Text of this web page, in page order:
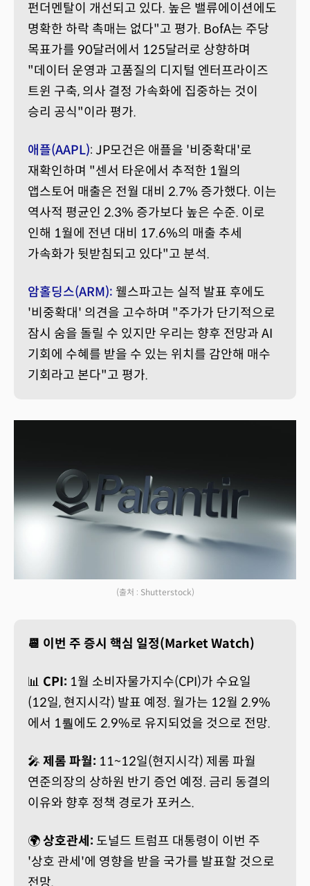
펀더멘탈이 개선되고 있다. 높은 밸류에이션에도
명확한 하락 촉매는 없다"고 평가. BofA는 주당
목표가를 90달러에서 125달러로 상향하며
"데이터 운영과 고품질의 디지털 엔터프라이즈
트윈 구축, 의사 결정 가속화에 집중하는 것이
승리 공식"이라 평가.
애플(AAPL): JP모건은 애플을 '비중확대'로
재확인하며 "센서 타운에서 추적한 1월의
앱스토어 매출은 전월 대비 2.7% 증가했다. 이는
역사적 평균인 2.3% 증가보다 높은 수준. 이로
인해 1월에 전년 대비 17.6%의 매출 추세
가속화가 뒷받침되고 있다"고 분석.
암홀딩스(ARM): 웰스파고는 실적 발표 후에도
'비중확대' 의견을 고수하며 "주가가 단기적으로
잠시 숨을 돌릴 수 있지만 우리는 향후 전망과 AI
기회에 수혜를 받을 수 있는 위치를 감안해 매수
기회라고 본다"고 평가.
(출처 : Shutterstock)
📆 이번 주 증시 핵심 일정(Market Watch)
📊 CPI: 1월 소비자물가지수(CPI)가 수요일
(12일, 현지시각) 발표 예정. 월가는 12월 2.9%
에서 1뤌에도 2.9%로 유지되었을 것으로 전망.
🎤 제롬 파월: 11~12일(현지시각) 제롬 파월
연준의장의 상하원 반기 증언 예정. 금리 동결의
이유와 향후 정책 경로가 포커스.
🌍상호관세: 도널드 트럼프 대통령이 이번 주
'상호 관세'에 영향을 받을 국가를 발표할 것으로
전망.